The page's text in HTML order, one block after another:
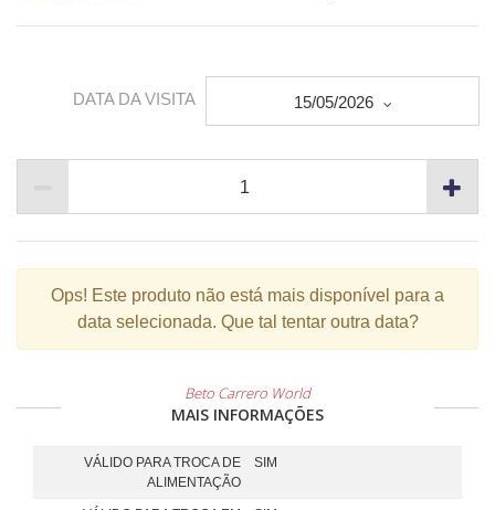
DATA DA VISITA 15/05/2026
Ops! Este produto não está mais disponível para a
data selecionada. Que tal tentar outra data?
Beto Carrero World
MAIS INFORMAÇÕES
VÁLIDO PARA TROCA DE
ALIMENTAÇÃO
SIM